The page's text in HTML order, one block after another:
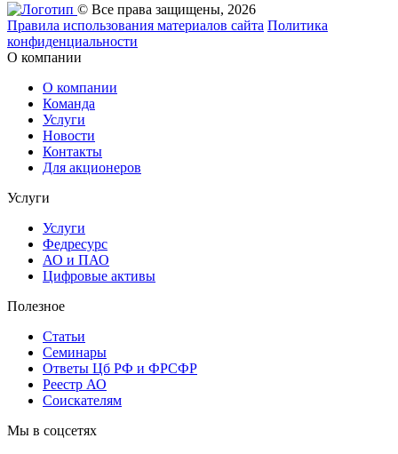
© Все права защищены, 2026
Правила использования материалов сайта Политика
конфиденциальности
О компании
О компании
Команда
Услуги
Новости
Контакты
Для акционеров
Услуги
Услуги
Федресурс
АО и ПАО
Цифровые активы
Полезное
Статьи
Cеминары
Ответы Цб РФ и ФРСФР
Реестр АО
Соискателям
Мы в соцсетях